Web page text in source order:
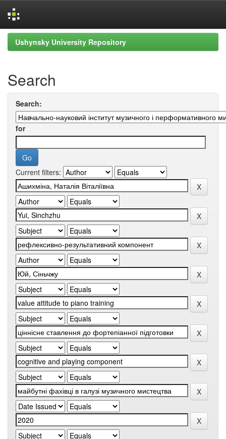
Skip
navigation
Ushynsky University Repository
Search
Search:
for
Current filters: